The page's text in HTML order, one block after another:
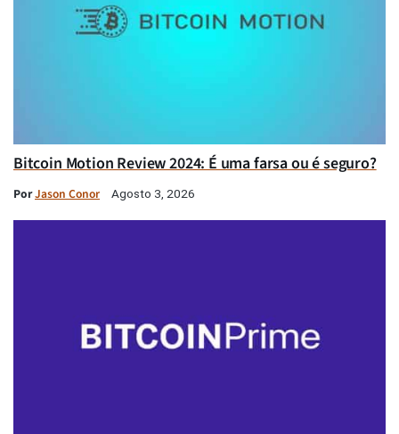
Bitcoin Motion Review 2024: É uma farsa ou é seguro?
PorJason Conor Agosto 3, 2026